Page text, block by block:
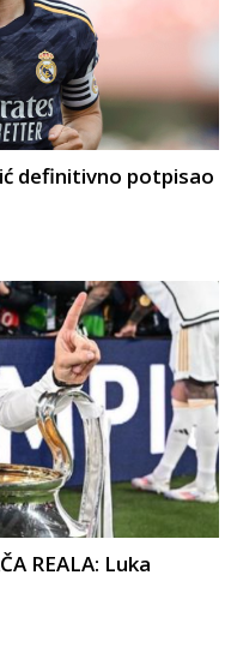
definitivno potpisao
REALA: Luka